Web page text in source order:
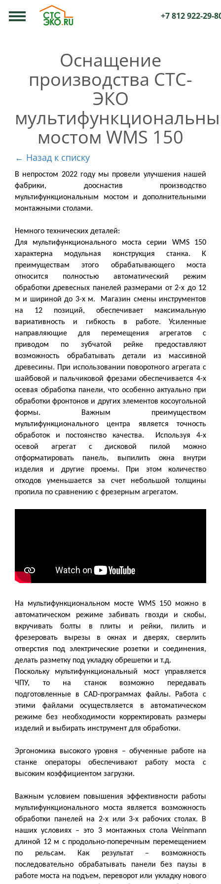
+7 812 922-29-
Оснащение
производства СТС-
ЭКО
мостом WMS 150
← Назад к списку
В непростом 2022 году мы провели улучшения нашей
фабрики, дооснастив производство
мультифункциональным мостом и дополнительными
монтажными столами.
Немного технических деталей:
Для мультифункционального моста серии WMS150
характерна модульная конструкция станка. К
преимуществам этого обрабатывающего моста
относится полностью автоматический режим
обработки древесных панелей размерами от 2-х до 12
м и шириной до 3-х м. Магазин смены инструментов
на 12 позиций, обеспечивает максимальную
вариативность и гибкость в работе. Усиленные
направляющие для перемещения агрегатов с
приводом по зубчатой рейке предоставляют
возможность обрабатывать детали из массивной
древесины. При использовании поворотного агрегата с
шайбовой и пальчиковой фрезами обеспечивается 4-х
осевая обработка панели, что особенно актуально при
обработки фронтонов и других элементов косоугольной
формы. Важным преимуществом
мультифункционального центра является точность
обработок и постоянство качества. Используя 4-х
осевой агрегат с дисковой пилой можно
отформатировать панель, выпилить окна внутри
изделия и другие проемы. При этом количество
отходов уменьшается за счет небольшой толщины
пропила по сравнению с фрезерным агрегатом.
На мультифункциональном мосте WMS150 можно в
автоматическом режиме забивать гвозди и скобы,
вкручивать болты в плиты и рейки, пилить и
фрезеровать вырезы в окнах и дверях, сверлить
отверстия под электрические розетки и соединения,
делать разметку под укладку обрешетки и т.д.
Поскольку мультифункциональный мост управляется
ЧПУ, то на станок возможно передавать
подготовленные вCAD-программах файлы. Работа с
этими файлами осуществляется в автоматическом
режиме без необходимости корректировать размеры
изделий и выбирать инструмент для обработки.
Эргономика высокого уровня – обученные работе на
станке операторы обеспечивают работу моста с
высоким коэффициентом загрузки.
Важным условием повышения эффективности работы
мультифункционального моста является возможность
обработки панелей на 2-х или 3-х рабочих столах. В
наших условиях – это 3 монтажных стола Weinmann
длиной 12 м с продольно-поперечным перемещением
по рельсам. Как результат – возможность
последовательно обрабатывать панели без паузы в
работе моста на подъем, переворот или укладку нового